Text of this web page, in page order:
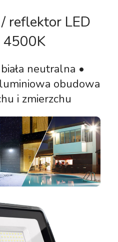
reflektor LED
neutralna •
obudowa
i zmierzchu